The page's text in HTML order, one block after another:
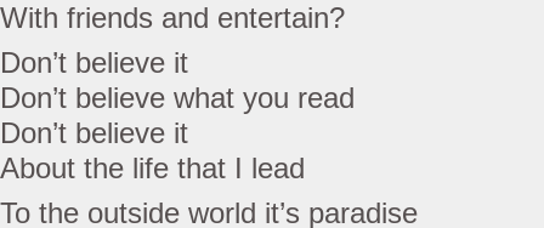
With friends and entertain?
Don’t believe it
Don’t believe what you read
Don’t believe it
About the life that I lead
To the outside world it’s paradise